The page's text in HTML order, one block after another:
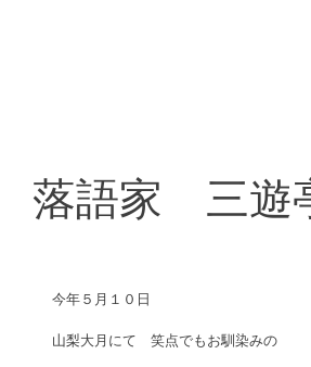
落語家 三遊
今年５月１０日
山梨大月にて　笑点でもお馴染みの